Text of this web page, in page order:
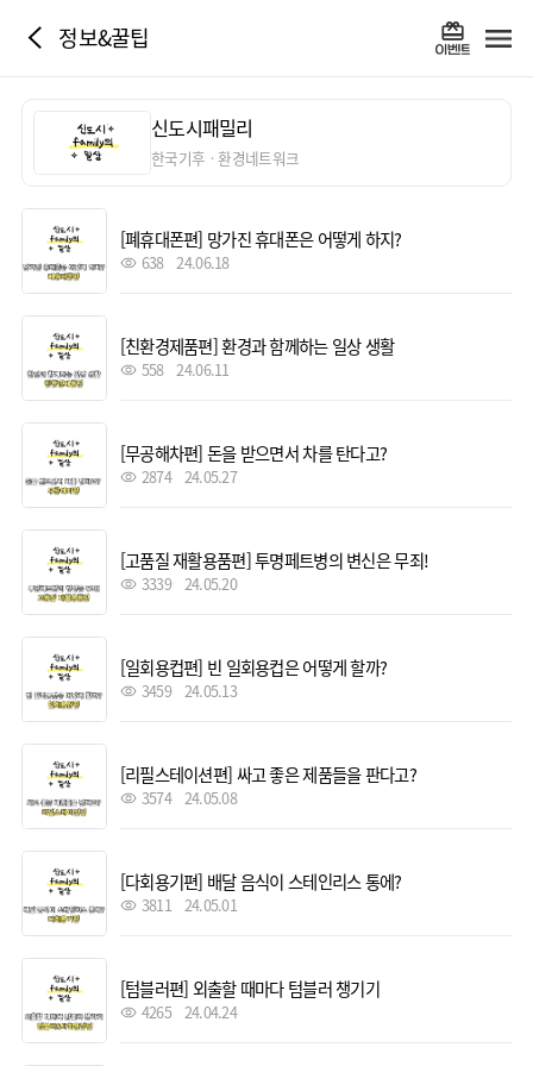
정보&꿀팁
신도시패밀리
한국기후ㆍ환경네트워크
[폐휴대폰편] 망가진 휴대폰은 어떻게 하지?
638 24.06.18
[친환경제품편] 환경과 함께하는 일상 생활
558 24.06.11
[무공해차편] 돈을 받으면서 차를 탄다고?
2874 24.05.27
[고품질 재활용품편] 투명페트병의 변신은 무죄!
3339 24.05.20
[일회용컵편] 빈 일회용컵은 어떻게 할까?
3459 24.05.13
[리필스테이션편] 싸고 좋은 제품들을 판다고?
3574 24.05.08
[다회용기편] 배달 음식이 스테인리스 통에?
3811 24.05.01
[텀블러편] 외출할 때마다 텀블러 챙기기
4265 24.04.24